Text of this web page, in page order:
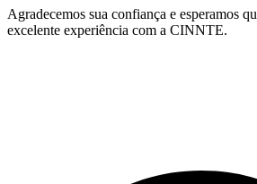
Agradecemos sua confiança e esperamos
excelente experiência com a CINNTE.